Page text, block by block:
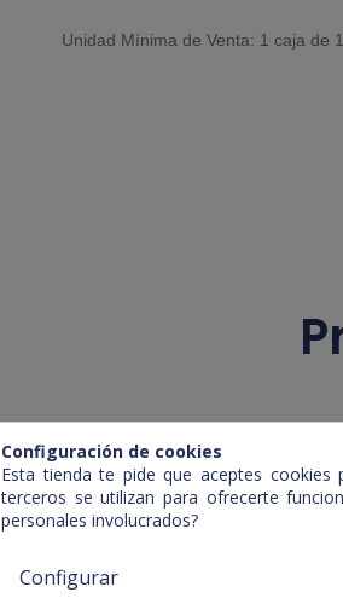
Unidad Mínima de Venta: 1 caja de
Configuración de cookies
Esta tienda te pide que aceptes cookies
terceros se utilizan para ofrecerte
personales involucrados?
Configurar